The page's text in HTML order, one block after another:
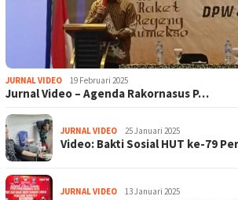
JURNAL VIDEO 19 Februari 2025
Jurnal Video – Agenda Rakornasus P…
JURNAL VIDEO 25 Januari 2025
Video: Bakti Sosial HUT ke-79
JURNAL VIDEO 13 Januari 2025